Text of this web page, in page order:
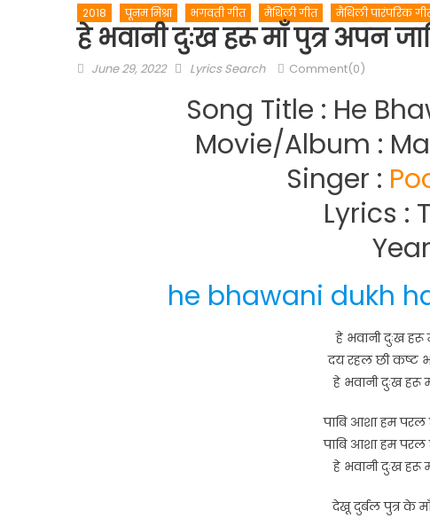
2018 पूनम मिश्रा भगवती गीत मैथिली गीत मैथिली पारंपरिक
हे भवानी दुःख हरू माँ पुत्र अपन
Posted
June 29, 2022 Author
Lyrics Search Comment(0)
Song Title : He
Movie/Album :
Singer :
Lyrics :
he bhawani dukh
हे भवानी दुःख हरू
दय रहल छी कष्ट
हे भवानी दुःख हरू
पाबि आशा हम
पाबि आशा हम
हे भवानी दुःख हरू
देखू दुर्बल पुत्र के